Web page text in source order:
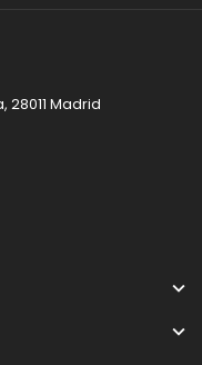
28011 Madrid